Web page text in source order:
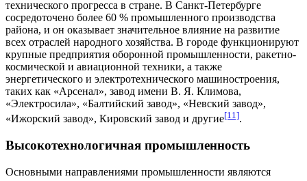
технического прогресса в стране. В Санкт-Петербурге
сосредоточено более 60 % промышленного производства
района, и он оказывает значительное влияние на развитие
всех отраслей народного хозяйства. В городе функционируют
крупные предприятия оборонной промышленности, ракетно-
космической и авиационной техники, а также
энергетического и электротехнического машиностроения,
таких как «Арсенал», завод имени В. Я. Климова,
«Электросила», «Балтийский завод», «Невский завод»,
«Ижорский завод», Кировский завод и другие[11].
Высокотехнологичная промышленность
Основными направлениями промышленности являются